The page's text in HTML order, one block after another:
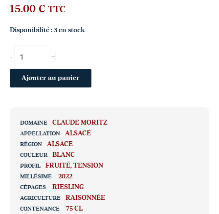
15.00 € TTC
Disponibilité : 3 en stock
- +
Ajouter au panier
DOMAINE CLAUDE MORITZ
APPELLATION ALSACE
RÉGION ALSACE
COULEUR BLANC
PROFIL FRUITÉ, TENSION
MILLÉSIME 2022
CÉPAGES RIESLING
AGRICULTURE RAISONNÉE
CONTENANCE 75 CL